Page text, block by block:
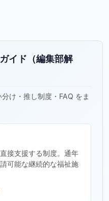
イド（編集部解
け・推し制度・FAQ をま
接支援する制度。通年
可能な継続的な福祉施